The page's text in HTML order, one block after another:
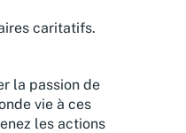
caritatifs.
la passion de
vie à ces
les actions